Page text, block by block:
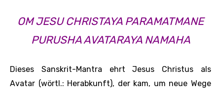
OM JESU CHRISTAYA ­PARAMATMANE
PURUSHA AVATARAYA NAMAHA
Dieses Sanskrit-Mantra ehrt Jesus ­Christus als
Avatar (wörtl.: Herabkunft), der kam, um neue Wege